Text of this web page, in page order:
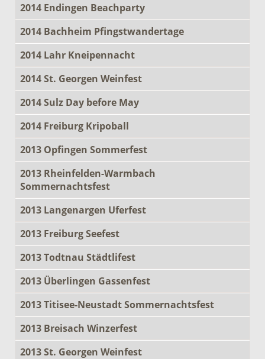
2014 Endingen Beachparty
2014 Bachheim Pfingstwandertage
2014 Lahr Kneipennacht
2014 St. Georgen Weinfest
2014 Sulz Day before May
2014 Freiburg Kripoball
2013 Opfingen Sommerfest
2013 Rheinfelden-Warmbach
Sommernachtsfest
2013 Langenargen Uferfest
2013 Freiburg Seefest
2013 Todtnau Städtlifest
2013 Überlingen Gassenfest
2013 Titisee-Neustadt Sommernachtsfest
2013 Breisach Winzerfest
2013 St. Georgen Weinfest